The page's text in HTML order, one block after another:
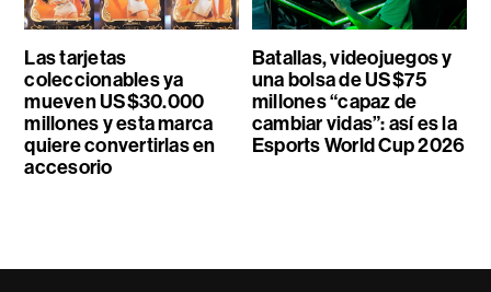
Las tarjetas
coleccionables ya
mueven US$30.000
millones y esta marca
quiere convertirlas en
accesorio
Batallas, videojuegos y
una bolsa de US$75
millones “capaz de
cambiar vidas”: así es la
Esports World Cup 2026